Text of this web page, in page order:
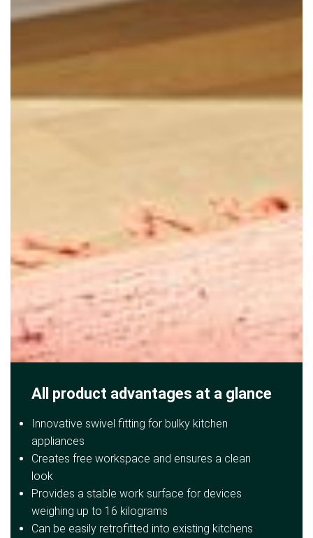
All product advantages at a glance
Innovative swivel fitting for bulky kitchen
appliances
Creates free workspace and ensures a clean
look
Provides a stable work surface for devices
weighing up to 16 kilograms
Can be easily retrofitted into existing kitchens